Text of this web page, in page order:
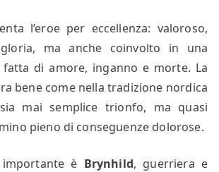
l’eroe per eccellenza: valoroso,
ma anche coinvolto in una
fatta di amore, inganno e morte. La
bene come nella tradizione nordica
mai semplice trionfo, ma quasi
pieno di conseguenze dolorose.
è Brynhild, guerriera e